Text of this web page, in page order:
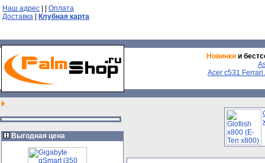
Наш адрес
Оплата
Доставка
Клубная карта
Новинки и
Acer с531
Выгодная цена